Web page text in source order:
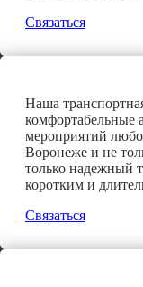
Связаться
Наша
комфортабельные
мероприятий
Воронеже и не
только надежный
коротким и
Связаться